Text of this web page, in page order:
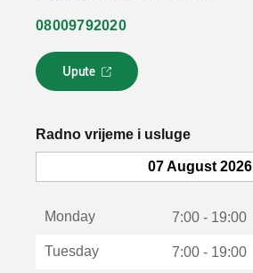
08009792020
Upute
L
i
k
o
Radno vrijeme i usluge
07 August 2026
Monday 7:00 - 19:00
Tuesday 7:00 - 19:00